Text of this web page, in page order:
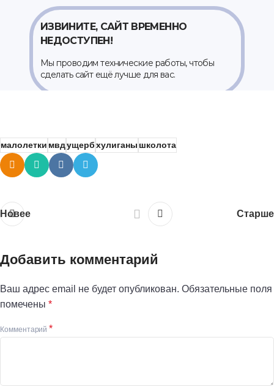
малолеткимвдущербхулиганышколота
Новее Старше
Добавить комментарий
Ваш адрес email не будет опубликован. Обязательные поля
помечены *
Комментарий*